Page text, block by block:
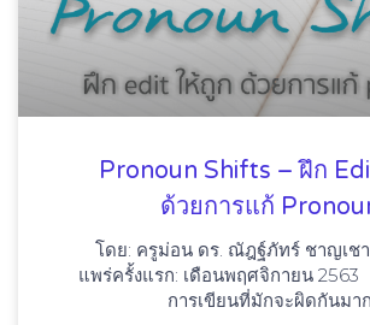
Pronoun Shifts – ฝึก
ด้วยการแก้
โดย: ครูม่อน ดร. ณัฎฐ์ภัทร์ ชาญเชา
แพร่ครั้งแรก: เดือนพฤศจิกายน 2563
การเขียนที่มักจะผิดกันมาก